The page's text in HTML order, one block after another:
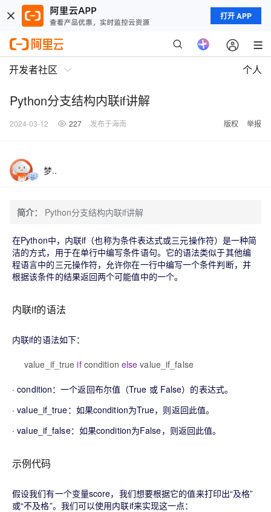
打开 APP
开发者社区 个人
Python分支结构内联if讲解
2024-03-12 227 发布于海南 版权 举报
梦..
简介： Python分支结构内联if讲解
在Python中，内联if（也称为条件表达式或三元操作符）是一种简
洁的方式，用于在单行中编写条件语句。它的语法类似于其他编
程语言中的三元操作符，允许你在一行中编写一个条件判断，并
根据该条件的结果返回两个可能值中的一个。
内联if的语法
内联if的语法如下：
value_if_trueifcondition else value_if_false
·condition：一个返回布尔值（True 或 False）的表达式。
·value_if_true：如果condition为True，则返回此值。
·value_if_false：如果condition为False，则返回此值。
示例代码
假设我们有一个变量score，我们想要根据它的值来打印出“及格”
或“不及格”。我们可以使用内联if来实现这一点：